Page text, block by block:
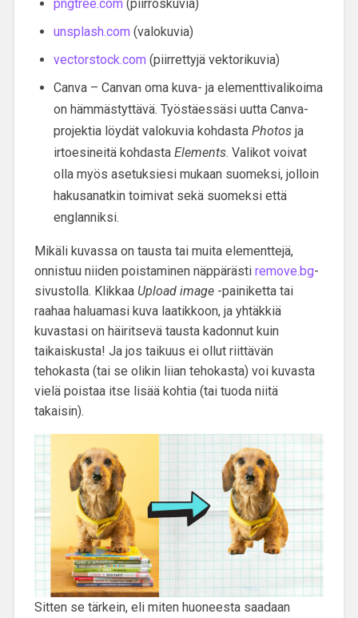
pngtree.com (piirroskuvia)
unsplash.com (valokuvia)
vectorstock.com (piirrettyjä vektorikuvia)
Canva – Canvan oma kuva- ja elementtivalikoima
on hämmästyttävä. Työstäessäsi uutta Canva-
projektia löydät valokuvia kohdasta Photosja
irtoesineitä kohdasta Elements. Valikot voivat
olla myös asetuksiesi mukaan suomeksi, jolloin
hakusanatkin toimivat sekä suomeksi että
englanniksi.
Mikäli kuvassa on tausta tai muita elementtejä,
onnistuu niiden poistaminen näppärästi remove.bg-
sivustolla. Klikkaa Upload image-painiketta tai
raahaa haluamasi kuva laatikkoon, ja yhtäkkiä
kuvastasi on häiritsevä tausta kadonnut kuin
taikaiskusta! Ja jos taikuus ei ollut riittävän
tehokasta (tai se olikin liian tehokasta) voi kuvasta
vielä poistaa itse lisää kohtia (tai tuoda niitä
takaisin).
Sitten se tärkein, eli miten huoneesta saadaan